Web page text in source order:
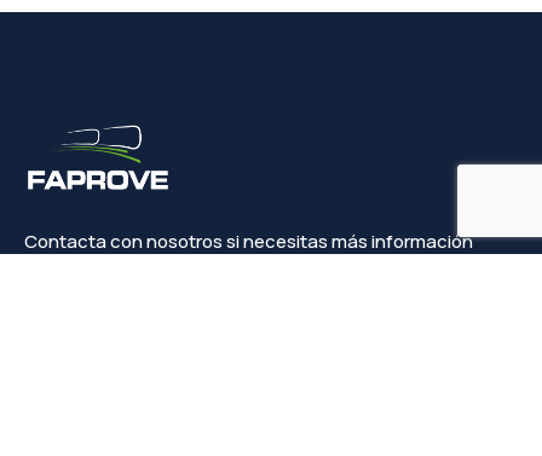
Contacta con nosotros si necesitas más información